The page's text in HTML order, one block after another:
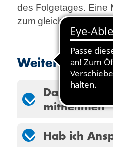
des Folgetages. Eine
zum gleichen Tag
Weitere
Das können
mitnehmen
Hab ich